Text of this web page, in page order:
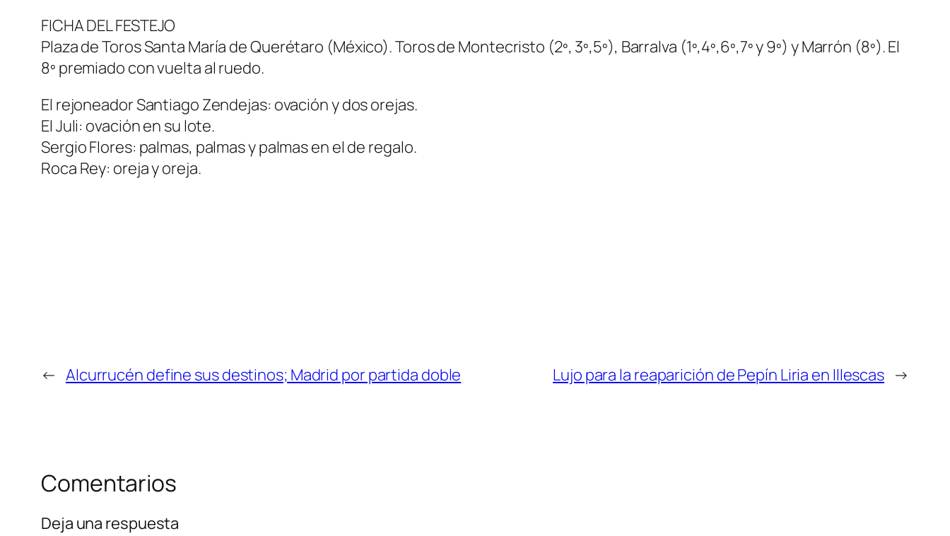
FICHA DEL FESTEJO
Plaza de Toros Santa María de Querétaro (México). Toros de Montecristo (2º, 3º,5º), Barralva (1º,4º,6º,7º y 9º) y Marrón (8º). El
8º premiado con vuelta al ruedo.
El rejoneador Santiago Zendejas: ovación y dos orejas.
El Juli: ovación en su lote.
Sergio Flores: palmas, palmas y palmas en el de regalo.
Roca Rey: oreja y oreja.
← Alcurrucén define sus destinos; Madrid por partida doble Lujo para la reaparición de Pepín Liria en Illescas →
Comentarios
Deja una respuesta